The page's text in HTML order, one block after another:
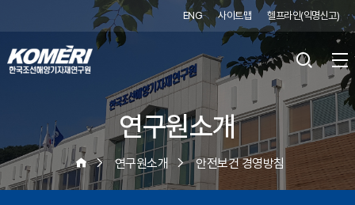
ENG 사이트맵 헬프라인(익명신고)
연구원소개
연구원소개 안전보건 경영방침